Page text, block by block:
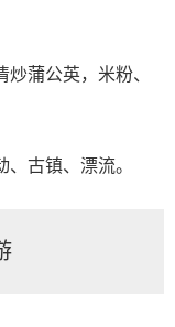
蒲公英，米粉、
古镇、漂流。